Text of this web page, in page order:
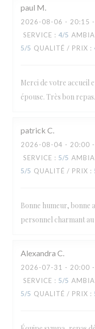
paul M
2026-08-06 - 20:15 -
SERVICE : 4/5
5/5 QUALITÉ / PRIX :
Merci de votre accueil
épouse. Très bon
patrick C
2026-08-04 - 20:00 -
SERVICE : 5/5
5/5 QUALITÉ / PRIX :
Bonne humeur, bonne
personnel charmant
Alexandra C
2026-07-31 - 20:00 -
SERVICE : 5/5
5/5 QUALITÉ / PRIX :